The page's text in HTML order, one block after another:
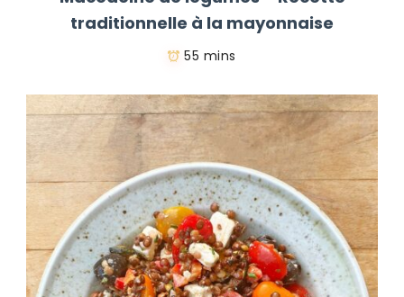
traditionnelle à la mayonnaise
55 mins